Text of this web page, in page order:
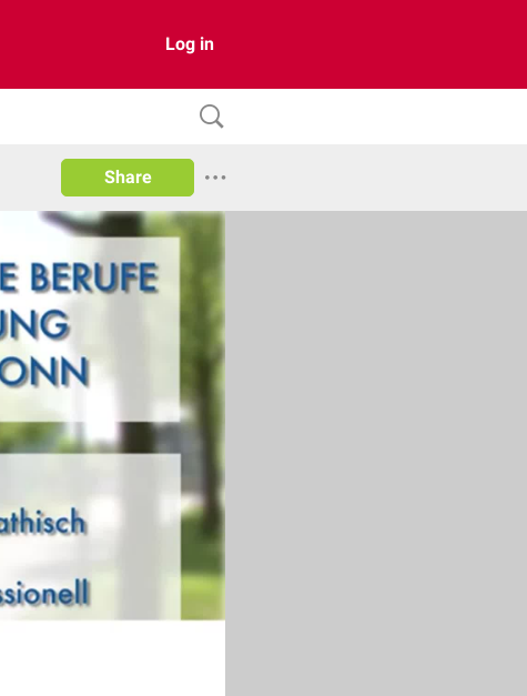
Log in
Share